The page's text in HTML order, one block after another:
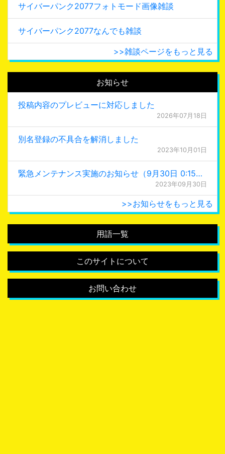
サイバーパンク2077フォトモード画像雑談
サイバーパンク2077なんでも雑談
>>雑談ページをもっと見る
お知らせ
投稿内容のプレビューに対応しました
2026年07月18日
別名登録の不具合を解消しました
2023年10月01日
緊急メンテナンス実施のお知らせ（9月30日 0:15更新）
2023年09月30日
>>お知らせをもっと見る
用語一覧
このサイトについて
お問い合わせ